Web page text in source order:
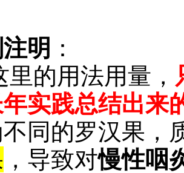
明 ：
的用法用量，
实践总结出来
不同的罗汉果，
，导致对慢性咽